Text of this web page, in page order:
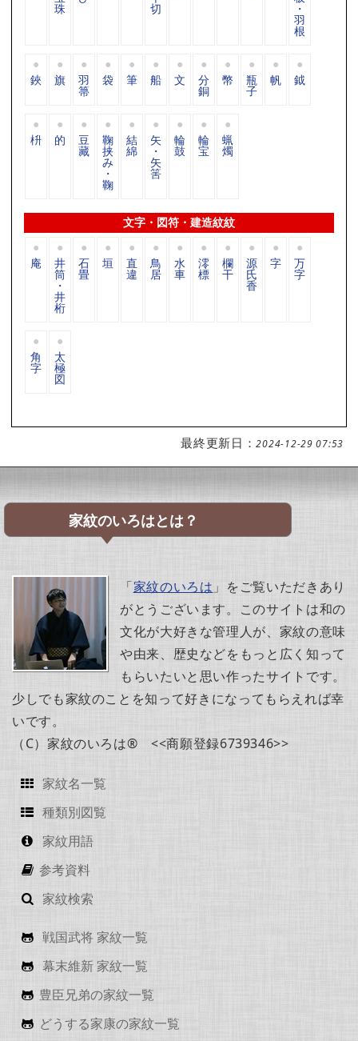
珠 切 ・
羽
根
鋏 旗 羽
箒
袋 筆 船 文 分
銅
幣 瓶
子
帆 鉞
枡 的 豆
藏
鞠
挟
み
・
鞠
結
綿
矢
・
矢
筈
輪
鼓
輪
宝
蝋
燭
文字・図符・建造紋紋
庵 井
筒
・
井
桁
石
畳
垣 直
違
鳥
居
水
車
澪
標
欄
干
源
氏
香
字 万
字
角
字
太
極
図
最終更新日：2024-12-29 07:53
家紋のいろはとは？
「家紋のいろは 」をご覧いただきあり
がとうございます。このサイトは和の
文化が大好きな管理人が、家紋の意味
や由来、歴史などをもっと広く知って
もらいたいと思い作ったサイトです。
少しでも家紋のことを知って好きになってもらえれば幸
いです。
（C）家紋のいろは® <<商願登録6739346>>
家紋名一覧
種類別図覧
家紋用語
参考資料
家紋検索
戦国武将 家紋一覧
幕末維新 家紋一覧
豊臣兄弟の家紋一覧
どうする家康の家紋一覧